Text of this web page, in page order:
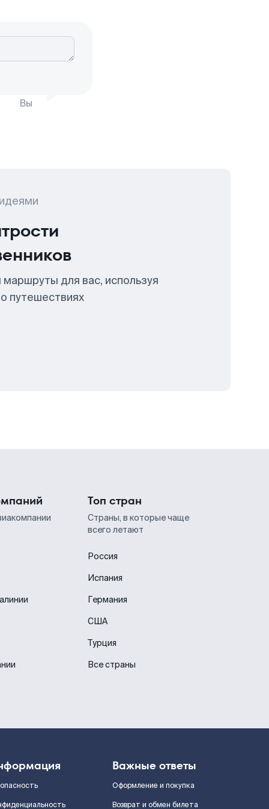
Вы
для вас, используя
путешествиях
Топ стран
Страны, в которые чаще
всего летают
Россия
Испания
Германия
США
Турция
Все страны
Важные ответы
Оформление и покупка
Возврат и обмен билета